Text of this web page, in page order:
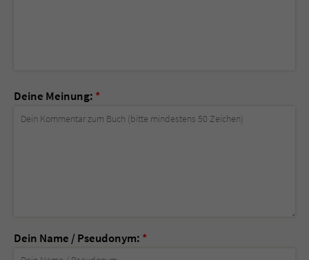
Deine Meinung: *
Dein Name / Pseudonym: *